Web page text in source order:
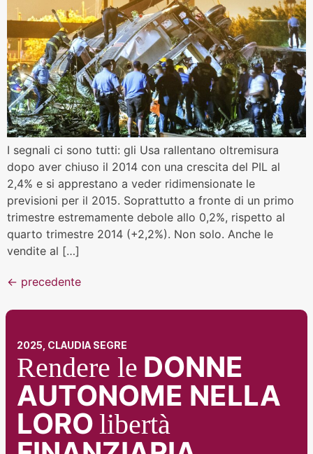
I segnali ci sono tutti: gli Usa rallentano oltremisura
dopo aver chiuso il 2014 con una crescita del PIL al
2,4% e si apprestano a veder ridimensionate le
previsioni per il 2015. Soprattutto a fronte di un primo
trimestre estremamente debole allo 0,2%, rispetto al
quarto trimestre 2014 (+2,2%). Non solo. Anche le
vendite al […]
← precedente
2025, CLAUDIA SEGRE
Rendere le DONNE
AUTONOME NELLA
LORO libertà